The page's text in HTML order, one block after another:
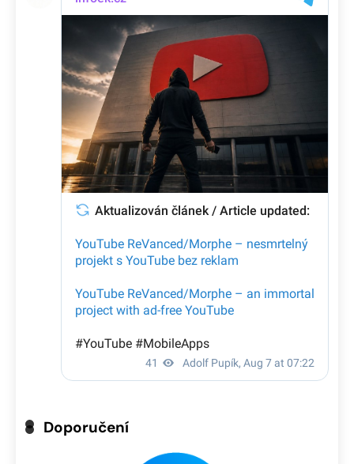
Doporučení